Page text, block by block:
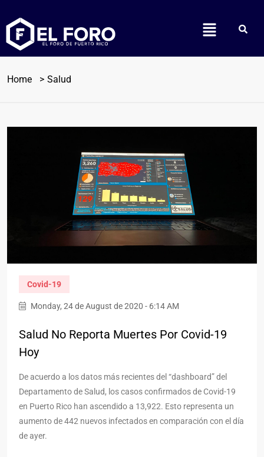
Home Salud
Covid-19
Monday, 24 de August de 2020 - 6:14 AM
Salud No Reporta Muertes Por Covid-19
Hoy
De acuerdo a los datos más recientes del “dashboard” del
Departamento de Salud, los casos confirmados de Covid-19
en Puerto Rico han ascendido a 13,922. Esto representa un
aumento de 442 nuevos infectados en comparación con el día
de ayer.